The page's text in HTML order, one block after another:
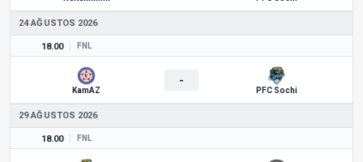
24 AĞUSTOS 2026
18.00 FNL
KamAZ
-
PFC Sochi
29 AĞUSTOS 2026
18.00 FNL